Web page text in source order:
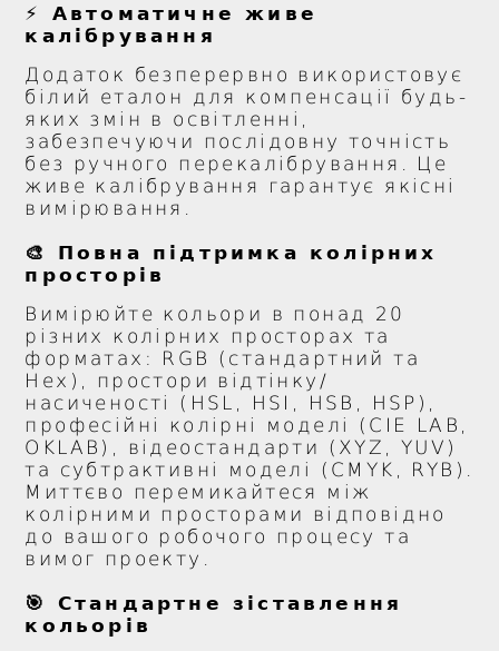
⚡ Автоматичне живе
калібрування
Додаток безперервно використовує
білий еталон для компенсації будь-
яких змін в освітленні,
забезпечуючи послідовну точність
без ручного перекалібрування. Це
живе калібрування гарантує якісні
вимірювання.
🎨 Повна підтримка колірних
просторів
Вимірюйте кольори в понад 20
різних колірних просторах та
форматах: RGB (стандартний та
Hex), простори відтінку/
насиченості (HSL, HSI, HSB, HSP),
професійні колірні моделі (CIE LAB,
OKLAB), відеостандарти (XYZ, YUV)
та субтрактивні моделі (CMYK, RYB).
Миттєво перемикайтеся між
колірними просторами відповідно
до вашого робочого процесу та
вимог проекту.
🎯 Стандартне зіставлення
кольорів